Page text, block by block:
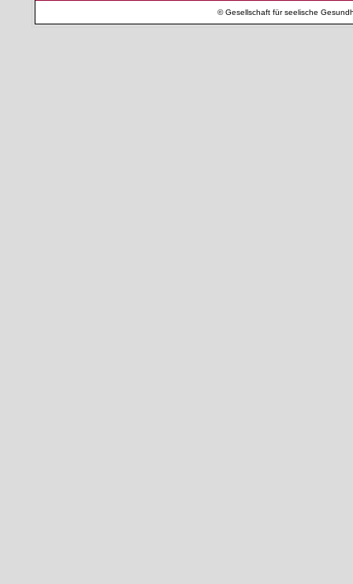
© Gesellschaft für seelische